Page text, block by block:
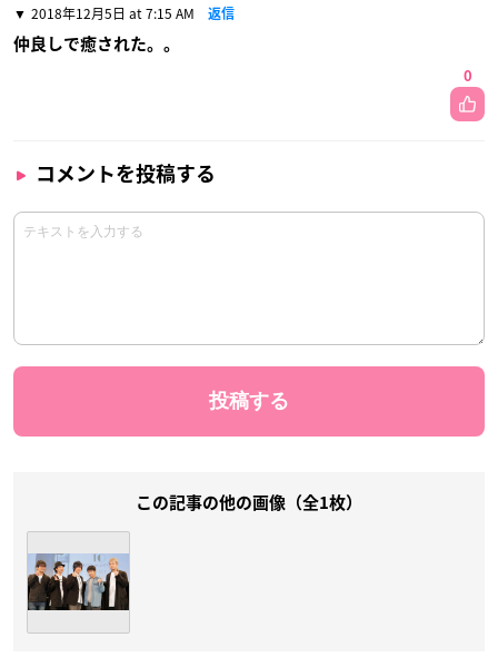
2018年12月5日 at 7:15 AM 返信
仲良しで癒された。。
0
コメントを投稿する
この記事の他の画像（全1枚）